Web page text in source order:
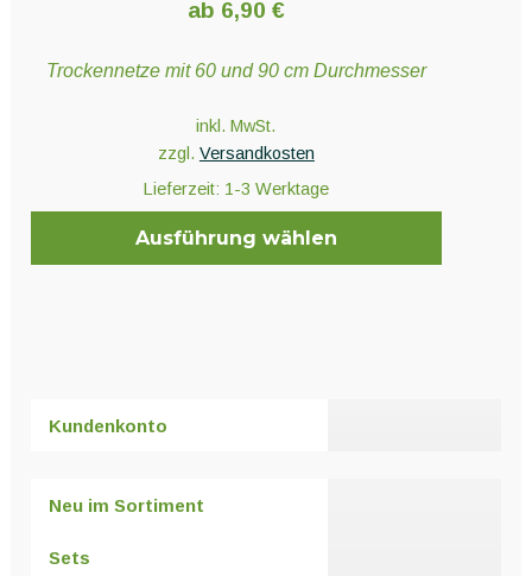
ab 6,90 €
Trockennetze mit 60 und 90 cm Durchmesser
inkl. MwSt.
zzgl. Versandkosten
Lieferzeit: 1-3 Werktage
Ausführung wählen
auf.
auf
Kundenkonto
Neu im Sortiment
Sets